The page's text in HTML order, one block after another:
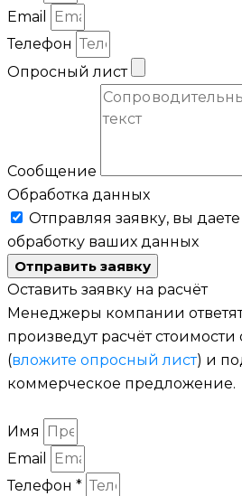
Email
Телефон
Опросный лист
Сообщение
Обработка данных
Отправляя заявку, вы
обработку ваших данных
Отправить заявку
Оставить заявку на расчёт
Менеджеры компании
произведут расчёт
(вложите опросный лист) и
коммерческое предложение.
Имя
Email
Телефон *